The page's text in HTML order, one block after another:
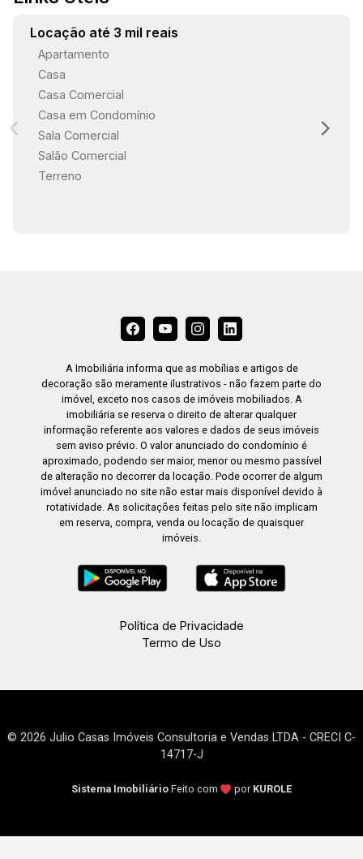
Locação até 3 mil reais
Apartamento
Casa
Casa Comercial
Casa em Condomínio
Sala Comercial
Salão Comercial
Terreno
A Imobiliária informa que as mobílias e artigos de
decoração são meramente ilustrativos - não fazem parte do
imóvel, exceto nos casos de imóveis mobiliados. A
imobiliária se reserva o direito de alterar qualquer
informação referente aos valores e dados de seus imóveis
sem aviso prévio. O valor anunciado do condomínio é
aproximado, podendo ser maior, menor ou mesmo passível
de alteração no decorrer da locação. Pode ocorrer de algum
imóvel anunciado no site não estar mais disponível devido à
rotatividade. As solicitações feitas pelo site não implicam
em reserva, compra, venda ou locação de quaisquer
imóveis.
Política de Privacidade
Termo de Uso
© 2026 Julio Casas Imóveis Consultoria e Vendas LTDA - CRECI C-
14717-J
Sistema Imobiliário Feito com por KUROLE